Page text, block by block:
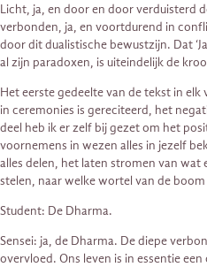
Licht, ja, en door en door verduisterd
verbonden, ja, en voortdurend in
door dit dualistische bewustzijn. Dat
al zijn paradoxen, is uiteindelijk de
Het eerste gedeelte van de tekst in
in ceremonies is gereciteerd, het
deel heb ik er zelf bij gezet om het
voornemens in wezen alles in jezelf
alles delen, het laten stromen van wat
stelen, naar welke wortel van de
Student: De Dharma.
Sensei: ja, de Dharma. De diepe
overvloed. Ons leven is in essentie